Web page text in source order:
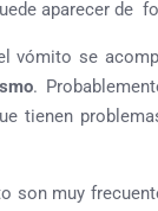
aparecer de
vómito se
.
tienen
son muy